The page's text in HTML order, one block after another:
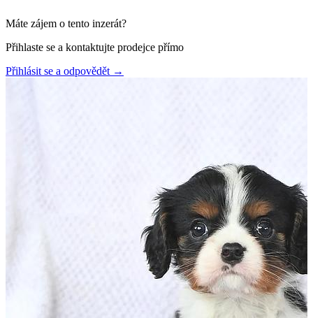
Máte zájem o tento inzerát?
Přihlaste se a kontaktujte prodejce přímo
Přihlásit se a odpovědět →